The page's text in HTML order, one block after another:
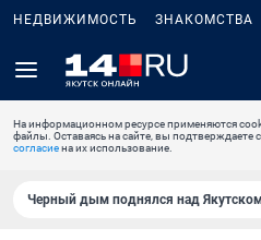
НЕДВИЖИМОСТЬ ЗНАКОМСТВА
На информационном ресурсе применяются
файлы. Оставаясь на сайте, вы подтверждаете
согласиена их использование.
Черный дым поднялся над